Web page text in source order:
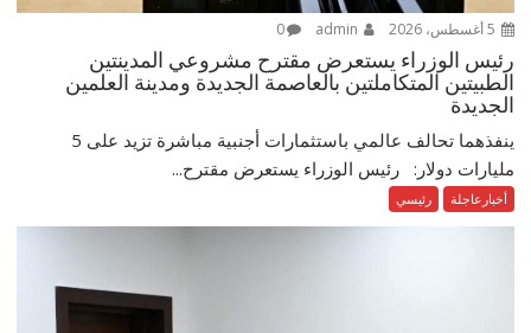
0
رئيس الوزراء يستعرض مقترح مشروعي المدينتين
الطبيتين المتكاملتين بالعاصمة الجديدة ومدينة العلمين
الجديدة
ينفذهما تحالف عالمي باستثمارات أجنبية مباشرة تزيد على 5
مليارات دولار: رئيس الوزراء يستعرض مقترح...
أخبارعاجلة رئيسي